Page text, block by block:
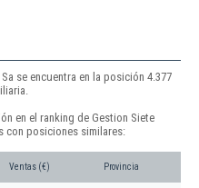
se encuentra en la posición 4.377
en el ranking de Gestion Siete
con posiciones similares:
Ventas (€) Provincia